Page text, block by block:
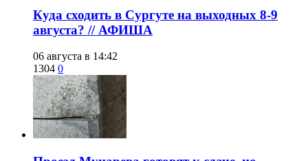
​Куда сходить в Сургуте на выходных 8-9
августа? // АФИША
06 августа в 14:42
1304 0